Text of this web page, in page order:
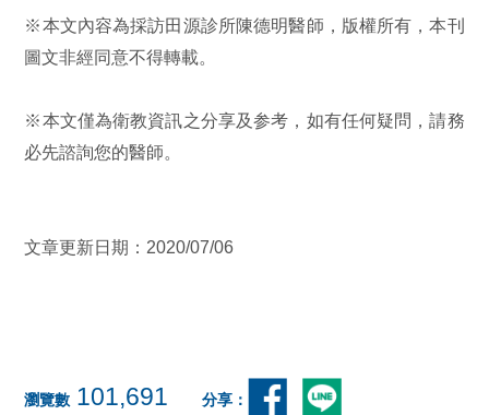
※本文內容為採訪田源診所陳德明醫師，版權所有，本刊
圖文非經同意不得轉載。
※本文僅為衛教資訊之分享及参考，如有任何疑問，請務
必先諮詢您的醫師。
文章更新日期：2020/07/06
瀏覽數 101,691 分享：